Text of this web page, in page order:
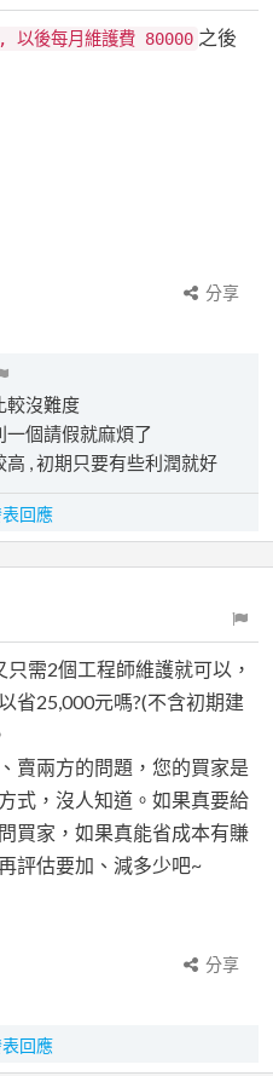
以後每月維護費 80000 之後
分享
較沒難度
一個請假就麻煩了
, 初期只要有些利潤就好
回應
需2個工程師維護就可以，
省25,000元嗎?(不含初期建
賣兩方的問題，您的買家是
式，沒人知道。如果真要給
買家，如果真能省成本有賺
評估要加、減多少吧~
分享
回應